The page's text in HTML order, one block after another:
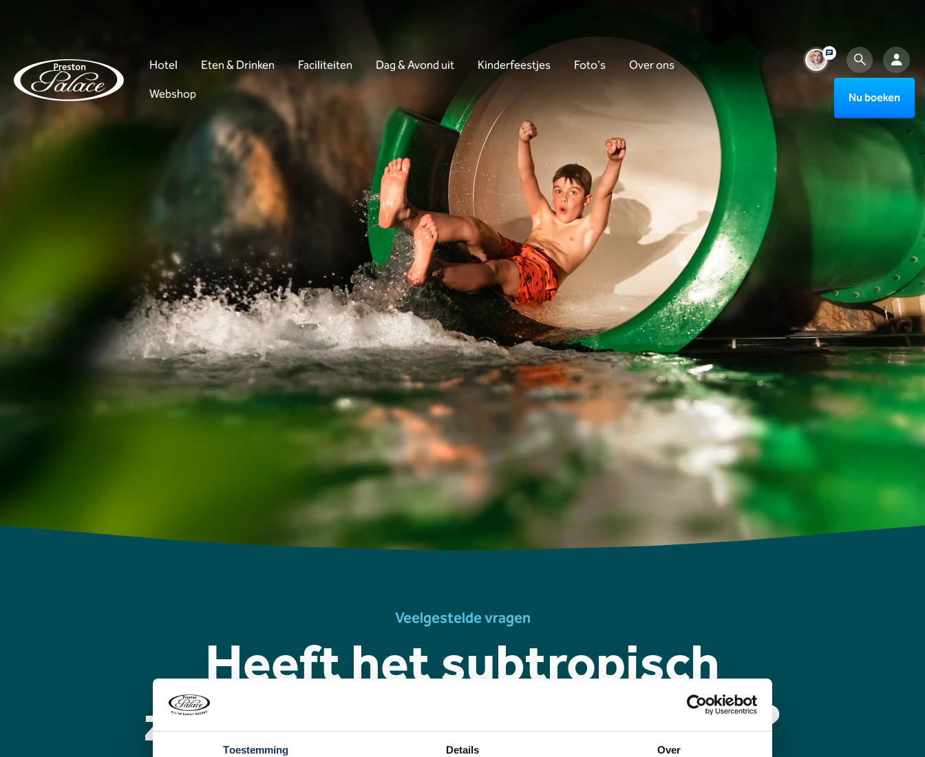
Toestemming Details Over
Hotel Eten & Drinken Faciliteiten Dag & Avond uit Kinderfeestjes Foto's
Over ons
Webshop
Nu boeken
Veelgestelde vragen
Heeft het subtropisch
zwemparadijs een glijbaan?